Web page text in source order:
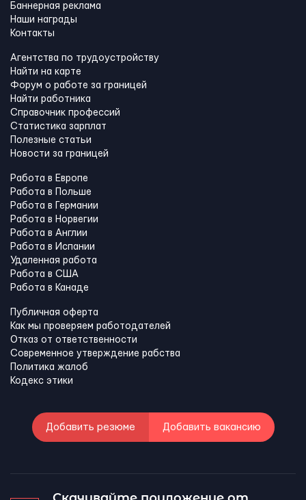
Баннерная реклама
Наши награды
Контакты
Агентства по трудоустройству
Найти на карте
Форум о работе за границей
Найти работника
Справочник профессий
Статистика зарплат
Полезные статьи
Новости за границей
Работа в Европе
Работа в Польше
Работа в Германии
Работа в Норвегии
Работа в Англии
Работа в Испании
Удаленная работа
Работа в США
Работа в Канадe
Публичная оферта
Как мы проверяем работодателей
Отказ от ответственности
Современное утверждение рабства
Политика жалоб
Кодекс этики
Добавить резюме Добавить вакансию